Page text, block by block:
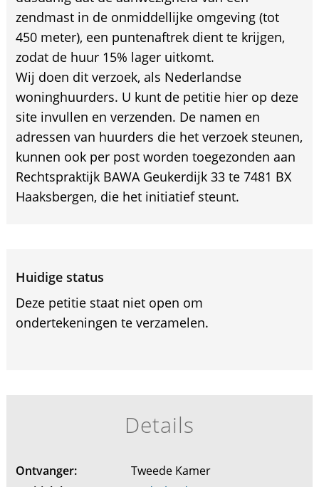
zendmast in de onmiddellijke omgeving (tot
450 meter), een puntenaftrek dient te krijgen,
zodat de huur 15% lager uitkomt.
Wij doen dit verzoek, als Nederlandse
woninghuurders. U kunt de petitie hier op deze
site invullen en verzenden. De namen en
adressen van huurders die het verzoek steunen,
kunnen ook per post worden toegezonden aan
Rechtspraktijk BAWA Geukerdijk 33 te 7481 BX
Haaksbergen, die het initiatief steunt.
Huidige status
Deze petitie staat niet open om
ondertekeningen te verzamelen.
Details
Ontvanger:
Tweede Kamer